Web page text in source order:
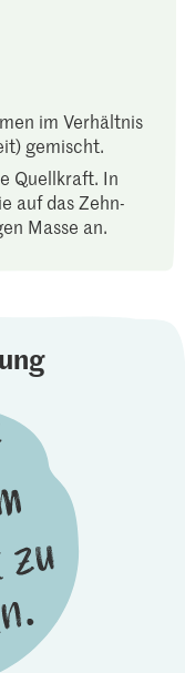
im Verhältnis
gemischt.
Quellkraft. In
auf das Zehn-
Masse an.